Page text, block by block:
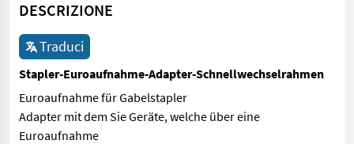
DESCRIZIONE
Traduci
Stapler-Euroaufnahme-Adapter-Schnellwechselrahmen
Euroaufnahme für Gabelstapler
Adapter mit dem Sie Geräte, welche über eine
Euroaufnahme